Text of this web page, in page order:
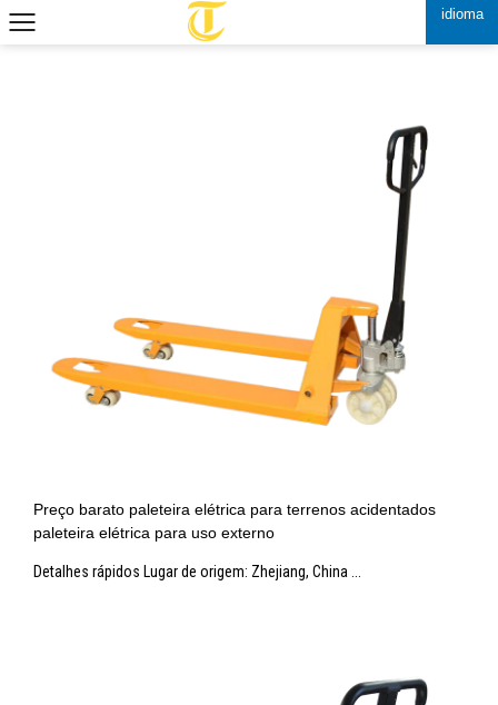
idioma
Preço barato paleteira elétrica para terrenos acidentados
paleteira elétrica para uso externo
Detalhes rápidos Lugar de origem: Zhejiang, China ...